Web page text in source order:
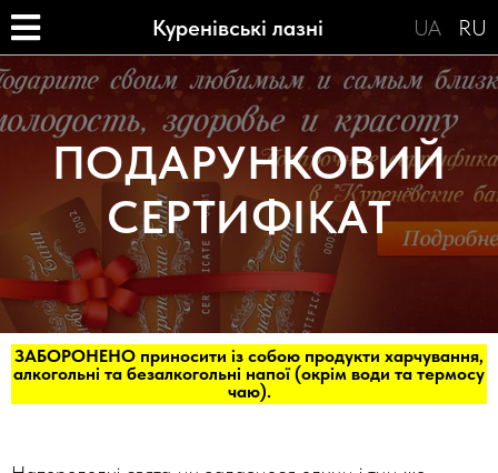
Куренівські лазні UA RU
ПОДАРУНКОВИЙ
СЕРТИФІКАТ
ЗАБОРОНЕНО приносити із собою продукти харчування,
алкогольні та безалкогольні напої (окрім води та термосу
чаю).